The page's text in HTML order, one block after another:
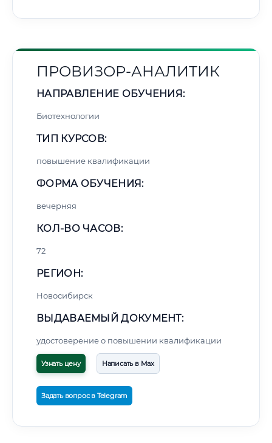
ПРОВИЗОР-АНАЛИТИК
НАПРАВЛЕНИЕ ОБУЧЕНИЯ:
Биотехнологии
ТИП КУРСОВ:
повышение квалификации
ФОРМА ОБУЧЕНИЯ:
вечерняя
КОЛ-ВО ЧАСОВ:
72
РЕГИОН:
Новосибирск
ВЫДАВАЕМЫЙ ДОКУМЕНТ:
удостоверение о повышении квалификации
Узнать цену Написать в Max
Задать вопрос в Telegram